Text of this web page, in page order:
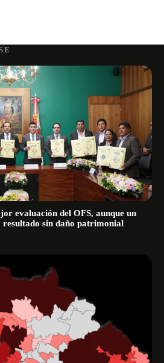
evaluación del OFS, aunque un
sin daño patrimonial